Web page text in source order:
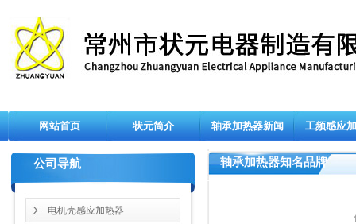
网站首页 状元简介 轴承加热器新闻 工频感应
公司导航
电机壳感应加热器
轴承加热器知名品牌